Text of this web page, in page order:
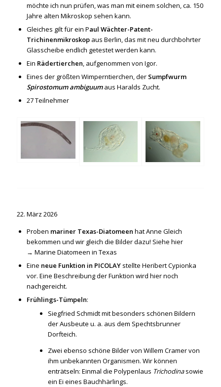
möchte ich nun prüfen, was man mit einem solchen, ca. 150
Jahre alten Mikroskop sehen kann.
Gleiches gilt für ein Paul Wächter-Patent-
Trichinenmikroskopaus Berlin, das mit neu durchbohrter
Glasscheibe endlich getestet werden kann.
Ein Rädertierchen, aufgenommen von Igor.
Eines der größten Wimperntierchen, der Sumpfwurm
Spirostomum ambiguumaus Haralds Zucht.
27 Teilnehmer
22. März 2026
Proben mariner Texas-Diatomeen hat Anne Gleich
bekommen und wir gleich die Bilder dazu! Siehe hier
→ Marine Diatomeen in Texas
Eine neue Funktion in PICOLAYstellte Heribert Cypionka
vor. Eine Beschreibung der Funktion wird hier noch
nachgereicht.
Frühlings-Tümpeln:
Siegfried Schmidt mit besonders schönen Bildern
der Ausbeute u. a. aus dem Spechtsbrunner
Dorfteich.
Zwei ebenso schöne Bilder von Willem Cramer von
ihm unbekannten Organismen. Wir können
enträtseln: Einmal die Polypenlaus Trichodinasowie
ein Ei eines Bauchhärlings.